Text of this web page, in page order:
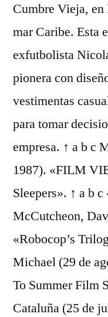
Cumbre Vieja, en
mar Caribe. Esta
exfutbolista
pionera con
vestimentas
para tomar
empresa. ↑ a b c
1987). «FILM
Sleepers». ↑ a b
McCutcheon,
«Robocop’s
Michael (29 de
To Summer Film
Cataluña (25 de